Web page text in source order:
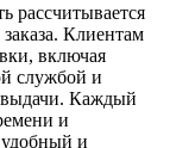
рассчитывается
Клиентам
включая
службой и
выдачи. Каждый
и
удобный и